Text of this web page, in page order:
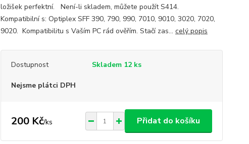
ložišek perfektní. Není-li skladem, můžete použít S414.
Kompatibilní s: Optiplex SFF 390, 790, 990, 7010, 9010, 3020, 7020,
9020. Kompatibilitu s Vaším PC rád ověřím. Stačí zas... celý popis
Dostupnost Skladem 12 ks
Nejsme plátci DPH
200 Kč/ks Přidat do košíku